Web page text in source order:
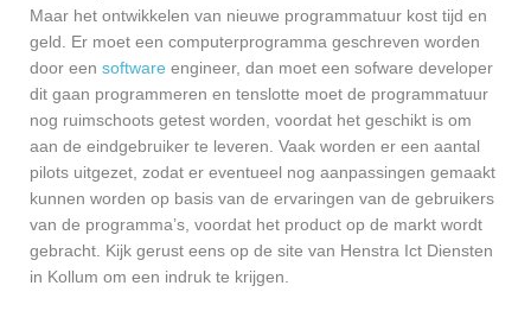
Maar het ontwikkelen van nieuwe programmatuur kost tijd en
geld. Er moet een computerprogramma geschreven worden
door een software engineer, dan moet een sofware developer
dit gaan programmeren en tenslotte moet de programmatuur
nog ruimschoots getest worden, voordat het geschikt is om
aan de eindgebruiker te leveren. Vaak worden er een aantal
pilots uitgezet, zodat er eventueel nog aanpassingen gemaakt
kunnen worden op basis van de ervaringen van de gebruikers
van de programma’s, voordat het product op de markt wordt
gebracht. Kijk gerust eens op de site van Henstra Ict Diensten
in Kollum om een indruk te krijgen.